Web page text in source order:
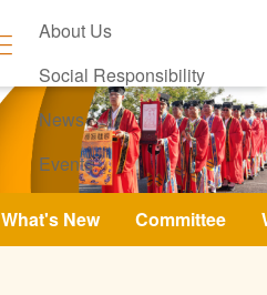
About Us
Social Responsibility
News
Events
Contact Us
What's New Committee